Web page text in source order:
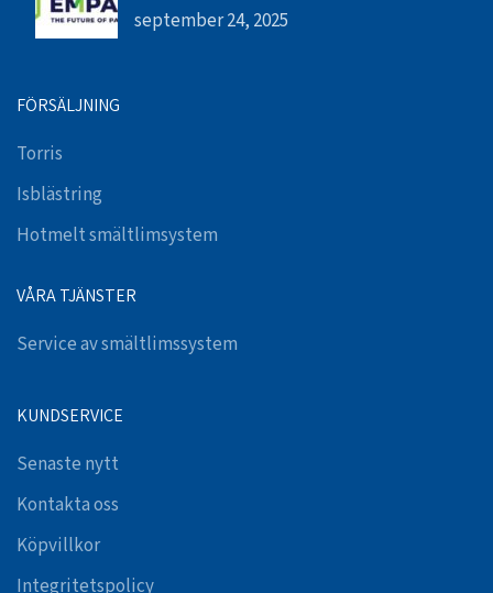
september 24, 2025
FÖRSÄLJNING
Torris
Isblästring
Hotmelt smältlimsystem
VÅRA TJÄNSTER
Service av smältlimssystem
KUNDSERVICE
Senaste nytt
Kontakta oss
Köpvillkor
Integritetspolicy